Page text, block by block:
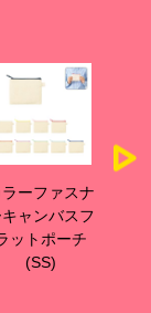
ラーファスナ
キャンバスフ
ットポーチ
(SS)